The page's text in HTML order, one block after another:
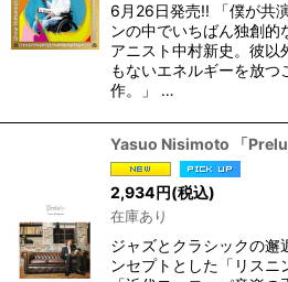
6月26日発売!! 「僕が共
ンの中でいちばん独創
アニスト中村新史。彼以
もないエネルギーを放
作。」 …
Yasuo Nisimoto 「
2,934円(税込)
在庫あり
ジャズとクラシックの
ンセプトとした「リスニ